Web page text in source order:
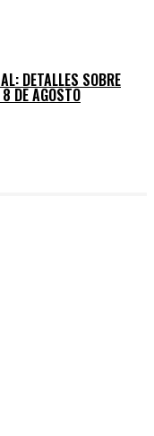
DETALLES SOBRE
DE AGOSTO